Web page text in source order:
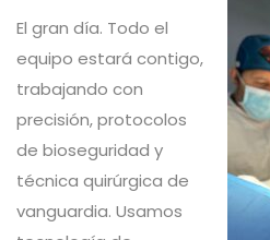
El gran día. Todo el
equipo estará contigo,
trabajando con
precisión, protocolos
de bioseguridad y
técnica quirúrgica de
vanguardia. Usamos